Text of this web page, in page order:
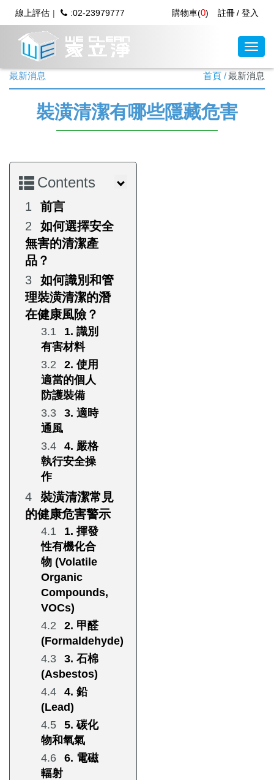
線上評估 :02-23979777 註冊 登入
購物車(0)
最新消息 首頁 最新消息
裝潢清潔有哪些隱藏危害
Contents
前言
如何選擇安全
無害的清潔產
品？
如何識別和管
理裝潢清潔的潛
在健康風險？
1. 識別
有害材料
2. 使用
適當的個人
防護裝備
3. 適時
通風
4. 嚴格
執行安全操
作
裝潢清潔常見
的健康危害警示
1. 揮發
性有機化合
物 (Volatile
Organic
Compounds,
VOCs)
2. 甲醛
(Formaldehyde)
3. 石棉
(Asbestos)
4. 鉛
(Lead)
5. 碳化
物和氧氣
6. 電磁
輻射